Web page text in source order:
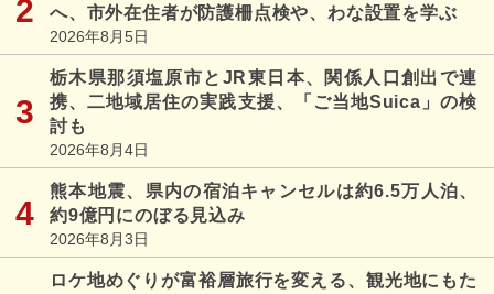
へ、市外在住者が防護柵点検や、わな設置を学ぶ
2026年8月5日
栃木県那須塩原市とJR東日本、関係人口創出で連
携、二地域居住の実践支援、「ご当地Suica」の検
討も
2026年8月4日
熊本地震、県内の宿泊キャンセルは約6.5万人泊、
約9億円にのぼる見込み
2026年8月3日
ロケ地めぐりが富裕層旅行を変える、観光地にもた